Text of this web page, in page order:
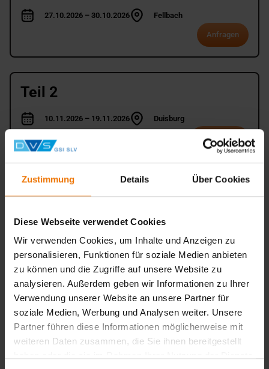
Zustimmung Details Über Cookies
Diese Webseite verwendet Cookies
Wir verwenden Cookies, um Inhalte und Anzeigen zu
personalisieren, Funktionen für soziale Medien anbieten
zu können und die Zugriffe auf unsere Website zu
analysieren. Außerdem geben wir Informationen zu Ihrer
Verwendung unserer Website an unsere Partner für
soziale Medien, Werbung und Analysen weiter. Unsere
Partner führen diese Informationen möglicherweise mit
weiteren Daten zusammen, die Sie ihnen bereitgestellt
27.10.2026 – 30.10.2026 Fellbach
Anfragen
Teil 2
10.11.2026 – 19.11.2026 Duisburg
1.935,00 € Auswählen
Präsenzphase Teil 3 HG 3
13.11.2026 – 17.11.2026 Fellbach
Anfragen
Präsenzphase Teil 3 HG 4
20.11.2026 – 24.11.2026 Fellbach
Anfragen